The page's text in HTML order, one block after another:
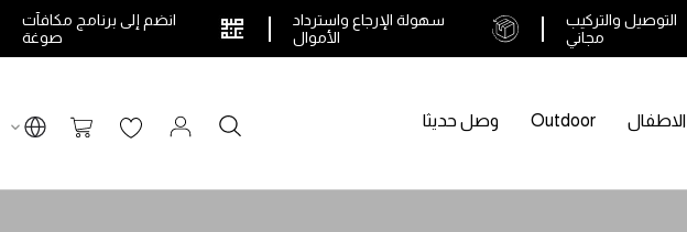
التوصيل والتركيب
مجاني
سهولة الإرجاع واسترداد
الأموال
انضم إلى برنامج مكافآت
صوغة
سلة التسوق بحث الاطفال Outdoor وصل حديثا